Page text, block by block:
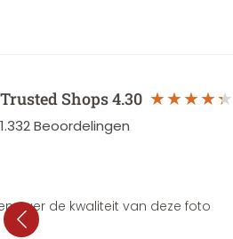
Trusted Shops4.30
1.332Beoordelingen
over de kwaliteit van deze foto